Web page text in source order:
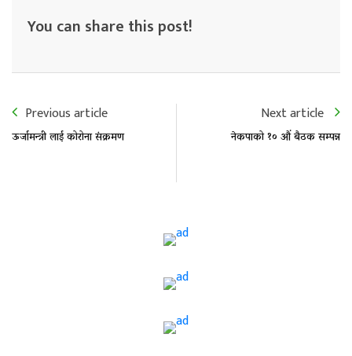
You can share this post!
Previous article
ऊर्जामन्त्री लाई कोरोना संक्रमण
Next article
नेकपाको १० औं बैठक सम्पन्न